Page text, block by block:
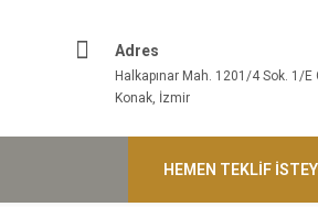
Adres
Halkapınar Mah. 1201/4 Sok. 1/E
Konak, İzmir
HEMEN TEKLIF